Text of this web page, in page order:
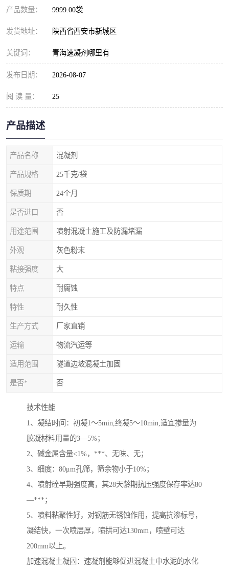
产品数量： 9999.00袋
发货地址： 陕西省西安市新城区
关键词： 青海速凝剂哪里有
发布日期： 2026-08-07
阅 读 量： 25
产品描述
产品名称 混凝剂
产品规格 25千克/袋
保质期 24个月
是否进口 否
用途范围 喷射混凝土施工及防漏堵漏
外观 灰色粉末
粘接强度 大
特点 耐腐蚀
特性 耐久性
生产方式 厂家直销
运输 物流汽运等
适用范围 隧道边坡混凝土加固
是否* 否
技术性能
1、凝结时间：初凝1～5min,终凝5～10min,适宜掺量为
胶凝材料用量的3—5%；
2、碱金属含量<1%，***、无味、无；
3、细度：80μm孔筛，筛余物小于10%；
4、喷射砼早期强度高，其28天龄期抗压强度保存率达80
—***；
5、喷料粘聚性好，对钢筋无锈蚀作用，提高抗渗标号，
凝结快，一次喷层厚，喷拱可达130mm，喷壁可达
200mm以上。
加速混凝土凝固：速凝剂能够促进混凝土中水泥的水化